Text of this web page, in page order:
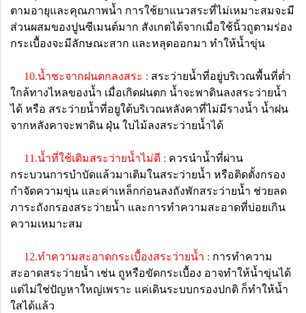
ตามอายุและคุณภาพน้ำ การใช้ยาแนวสระที่ไม่เหมาะสมจะมี
ส่วนผสมของปูนซีเมนต์มาก สังเกตได้จากเมื่อใช้นิ้วถูตามร่อง
กระเบื้องจะมีลักษณะสาก และหลุดออกมา ทำให้น้ำขุ่น
10.น้ำชะจากฝนตกลงสระ : สระว่ายน้ำที่อยู่บริเวณพื้นที่ต่ำ
ใกล้ทางไหลของน้ำ เมื่อเกิดฝนตก น้ำจะพาดินลงสระว่ายน้ำ
ได้ หรือ สระว่ายน้ำที่อยูใต้บริเวณหลังคาที่ไม่มีรางน้ำ น้ำฝน
จากหลังคาจะพาดิน ฝุ่น ใบไม้ลงสระว่ายน้ำได้
11.น้ำที่ใช้เติมสระว่ายน้ำไม่ดี : ควรนำน้ำที่ผ่าน
กระบวนการบำบัดแล้วมาเติมในสระว่ายน้ำ หรือติดตั้งกรอง
กำจัดความขุ่น และค่าเหล็กก่อนลงถังพักสระว่ายน้ำ ช่วยลด
ภาระถังกรองสระว่ายน้ำ และการทำความสะอาดที่บ่อยเกิน
ความเหมาะสม
12.ทำความสะอาดกระเบื้องสระว่ายน้ำ : การทำความ
สะอาดสระว่ายน้ำ เช่น ถูหรือขัดกระเบื้อง อาจทำให้น้ำขุ่นได้
แต่ไม่ใช่ปัญหาใหญ่เพราะ แค่เดินระบบกรองปกติ ก็ทำให้น้ำ
ใสได้แล้ว